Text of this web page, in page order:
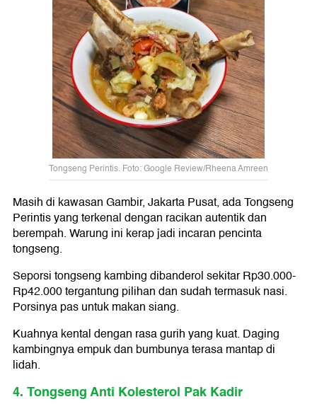
Tongseng Perintis. Foto: Google Review/Rheena Amreen
Masih di kawasan Gambir, Jakarta Pusat, ada Tongseng
Perintis yang terkenal dengan racikan autentik dan
berempah. Warung ini kerap jadi incaran pencinta
tongseng.
Seporsi tongseng kambing dibanderol sekitar Rp30.000-
Rp42.000 tergantung pilihan dan sudah termasuk nasi.
Porsinya pas untuk makan siang.
Kuahnya kental dengan rasa gurih yang kuat. Daging
kambingnya empuk dan bumbunya terasa mantap di
lidah.
4. Tongseng Anti Kolesterol Pak Kadir